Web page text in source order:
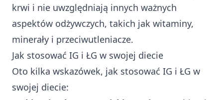
krwi i nie uwzględniają innych ważnych
aspektów odżywczych, takich jak witaminy,
minerały i przeciwutleniacze.
Jak stosować IG i ŁG w swojej diecie
Oto kilka wskazówek, jak stosować IG i ŁG w
swojej diecie: